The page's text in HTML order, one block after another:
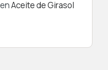
enAceite de Girasol